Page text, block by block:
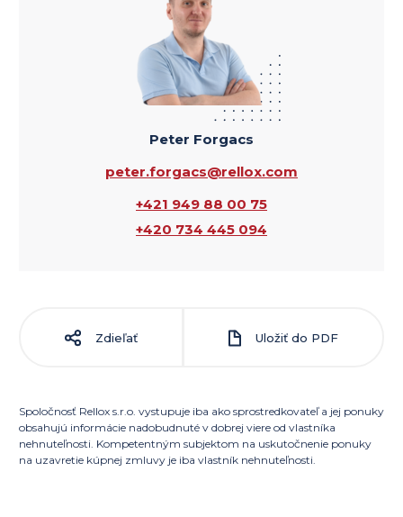
Peter Forgacs
peter.forgacs@rellox.com
+421 949 88 00 75
+420 734 445 094
Zdieľať Uložiť do PDF
Spoločnosť Rellox s.r.o. vystupuje iba ako sprostredkovateľ a jej ponuky
obsahujú informácie nadobudnuté v dobrej viere od vlastníka
nehnuteľnosti. Kompetentným subjektom na uskutočnenie ponuky
na uzavretie kúpnej zmluvy je iba vlastník nehnuteľnosti.